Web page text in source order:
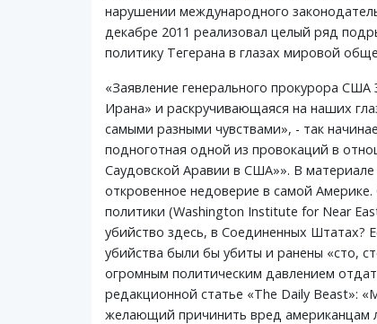
нарушении международного
декабре 2011 реализовал целый ряд
политику Тегерана в глазах мировой
«Заявление генерального прокурора
Ирана» и раскручивающаяся на наших
самыми разными чувствами», - так
подноготная одной из провокаций в
Саудовской Аравии в США»». В
откровенное недоверие в самой
политики (Washington Institute for Near
убийство здесь, в Соединенных Штатах?
убийства были бы убиты и ранены «сто,
огромным политическим давлением
редакционной статье «The Daily Beast»:
желающий причинить вред американцам